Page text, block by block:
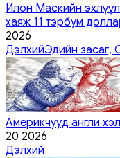
Илон Маскийн
хаяж 11 тэрбум
2026
ДэлхийЭдийн засаг,
Америкчууд англи
20 2026
Дэлхий